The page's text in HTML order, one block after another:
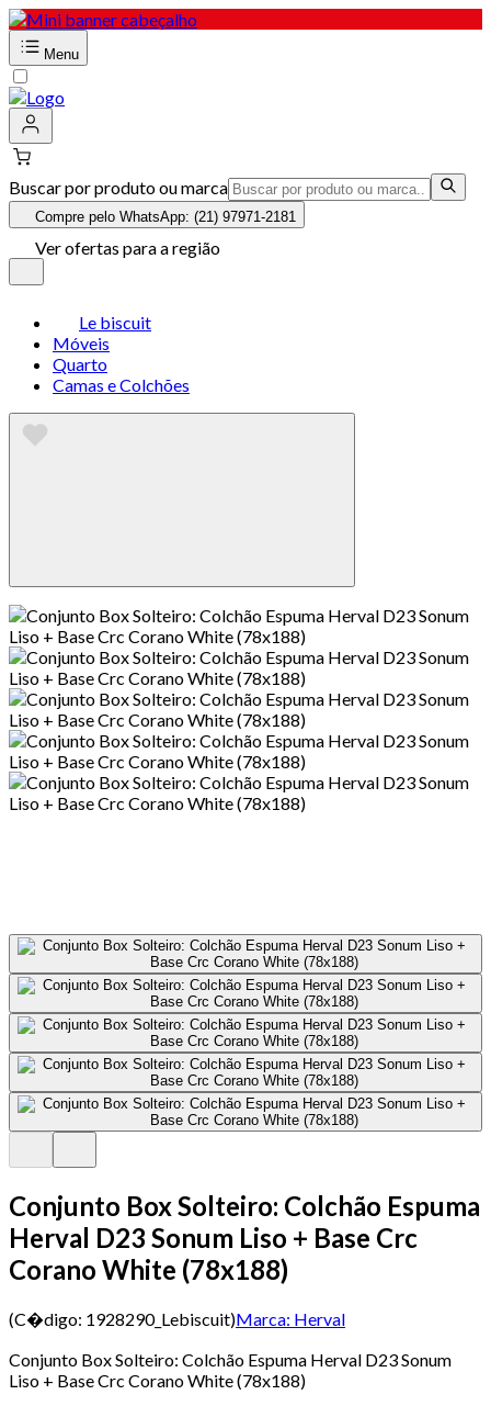
Menu
Buscar por produto ou marca
Compre pelo WhatsApp: (21) 97971-2181
Ver ofertas para a região
Le biscuit
Móveis
Quarto
Camas e Colchões
Conjunto Box Solteiro: Colchão Espuma
Herval D23 Sonum Liso + Base Crc
Corano White (78x188)
(C�digo: 1928290_Lebiscuit)Marca: Herval
Conjunto Box Solteiro: Colchão Espuma Herval D23 Sonum
Liso + Base Crc Corano White (78x188)